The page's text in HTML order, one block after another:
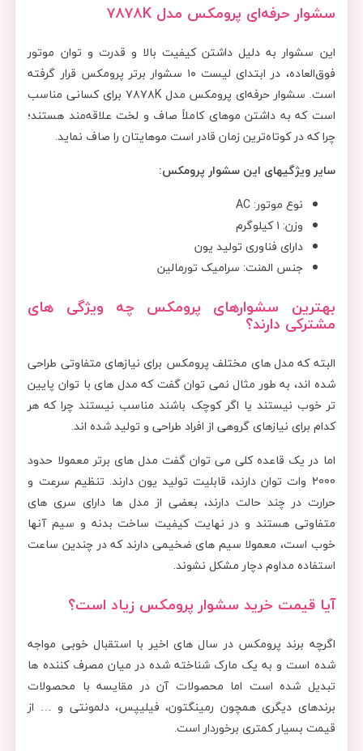
سشوار حرفه‌ای پرومکس مدل ۷۸۷۸K
این سشوار به دلیل داشتن کیفیت بالا و قدرت و توان موتور
فوق‌العاده، در ابتدای لیست ۱۰ سشوار برتر پرومکس قرار گرفته
است. سشوار حرفه‌ای پرومکس مدل ۷۸۷۸K برای کسانی مناسب
است که به داشتن موهای کاملاً صاف و لخت علاقه‌مند هستند؛
چرا که در کوتاه‌ترین زمان قادر است موهایتان را صاف نماید.
سایر ویژگیهای این سشوار پرومکس:
نوع موتور: AC
وزن: ۱ کیلوگرم
دارای فناوری تولید یون
جنس المنت: سرامیک تورمالین
بهترین سشوارهای پرومکس چه ویژگی های
مشترکی دارند؟
البته که مدل های مختلف پرومکس برای نیازهای متفاوتی طراحی
شده اند، به طور مثال نمی توان گفت که مدل های با توان پایین
تر خوب نیستند یا اگر کوچک باشند مناسب نیستند چرا که هر
کدام برای نیازهای گروهی از افراد طراحی و تولید شده اند.
اما در یک قاعده کلی می توان گفت مدل های برتر معمولا حدود
2000 وات توان دارند، قابلیت تولید یون دارند. تنظیم سرعت و
حرارت در چند حالت دارند، بعضی از مدل ها دارای سری های
متفاوتی هستند و در نهایت کیفیت ساخت بدنه و سیم آنها
خوب است، معمولا سیم های ضخیمی دارند که در چندین ساعت
استفاده مداوم دچار مشکل نشوند.
آیا قیمت خرید سشوار پرومکس زیاد است؟
اگرچه برند پرومکس در سال های اخیر با استقبال خوبی مواجه
شده است و به یک مارک شناخته شده در میان مصرف کننده ها
تبدیل شده است اما محصولات آن در مقایسه با محصولات
برندهای دیگری همچون رمینگتون، فیلیپس، دلمونتی و … از
قیمت بسیار کمتری برخوردار است.